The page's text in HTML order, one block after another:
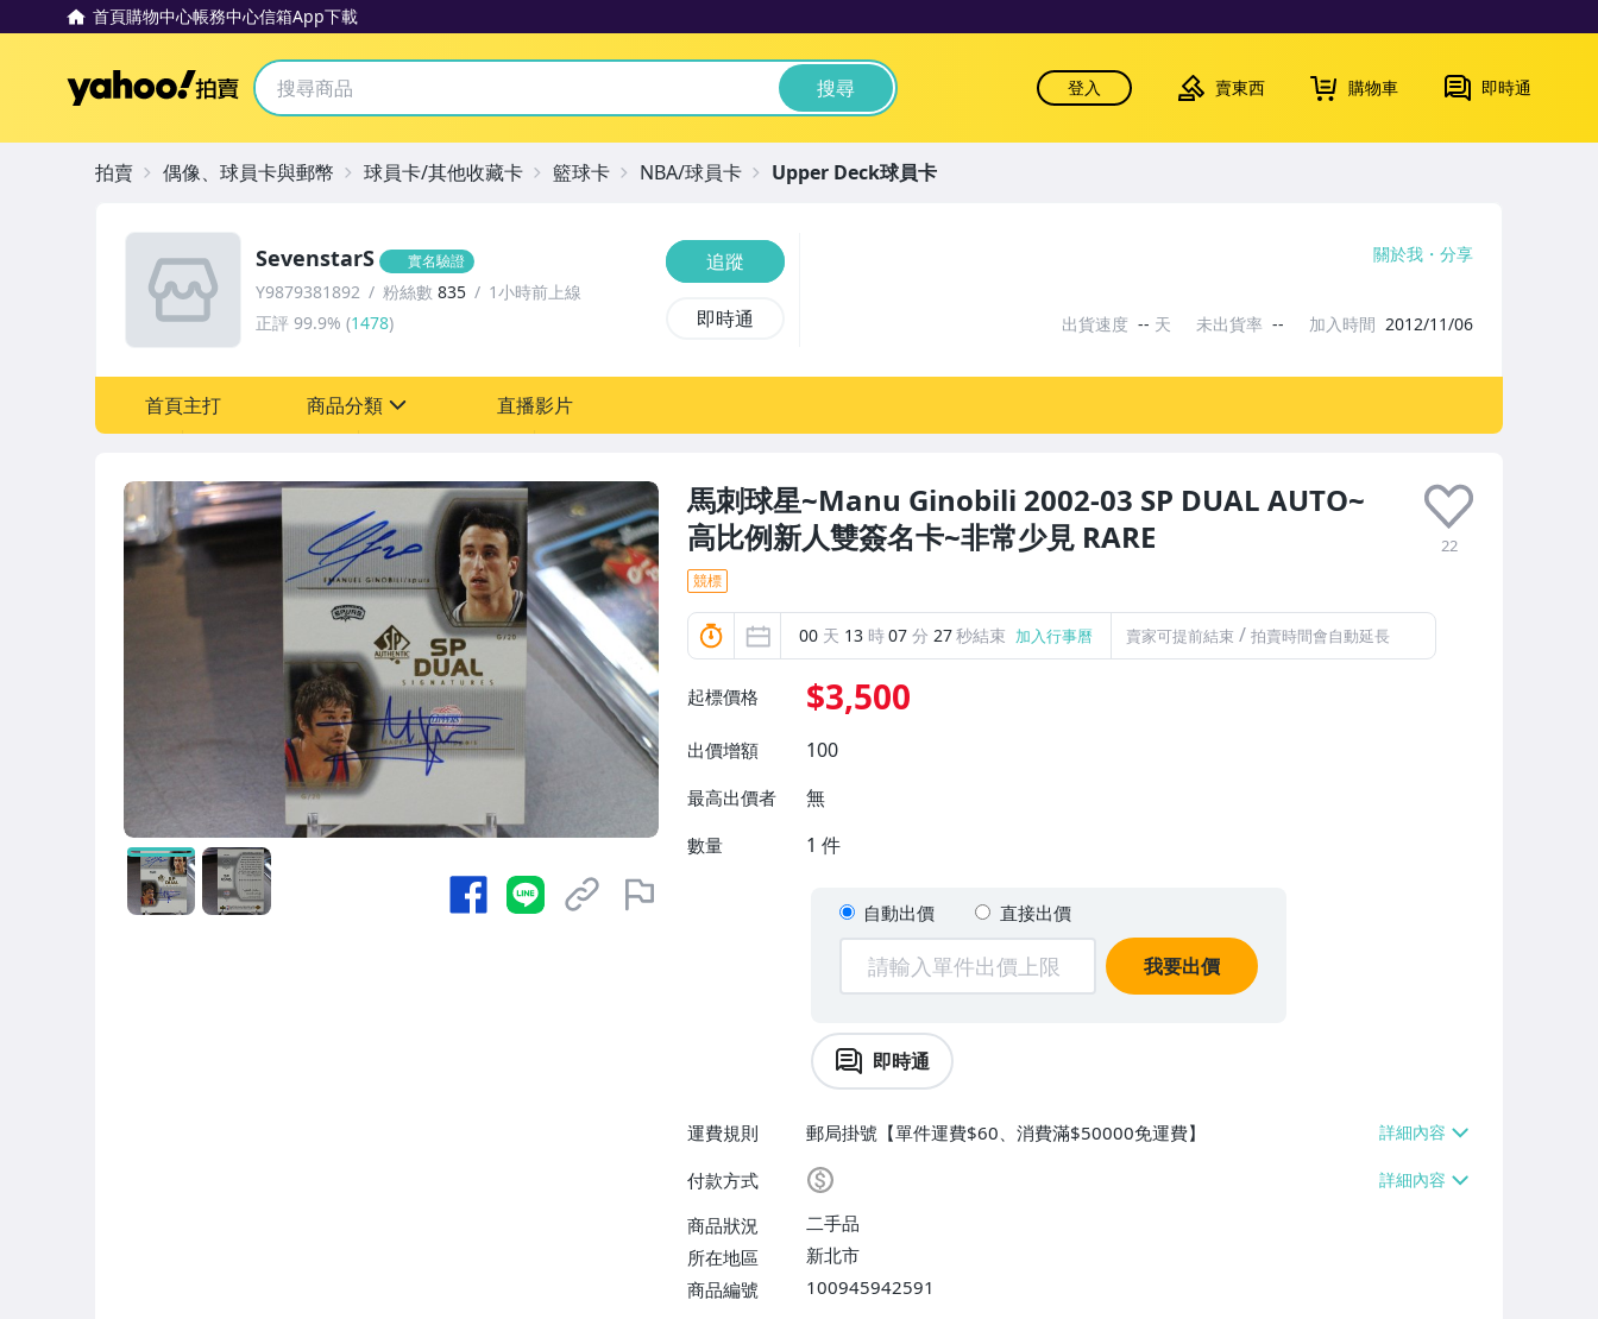
首頁購物中心帳務中心信箱App下載
Yahoo拍賣 搜尋 登入 賣東西 購物車 即時通
馬刺球星~Manu Ginobili 2002-03 SP DUAL AUTO~
高比例新人雙簽名卡~非常少見 RARE
22
競標
00 天 13 時07 分 26秒結束 加入行事曆 賣家可提前結束 / 拍賣時間會自動延長
起標價格 $3,500
出價增額 100
最高出價者 無
數量 1 件
自動出價 直接出價
我要出價
即時通
運費規則
郵局掛號【單件運費$60、消費滿$50000免運費】
付款方式
商品狀況
二手品
所在地區
新北市
商品編號
100945942591
SevenstarS 實名驗證
Y9879381892 粉絲數 835
1小時前上線
正評 99.9% (1478)
追蹤
即時通
關於我 分享
出貨速度 -- 天 未出貨率 -- 加入時間 2012/11/06
首頁主打 商品分類
偶像、球員卡與郵幣
直播影片
拍賣 偶像、球員卡與郵幣 球員卡/其他收藏卡 籃球卡 NBA/球員卡 Upper Deck球員卡